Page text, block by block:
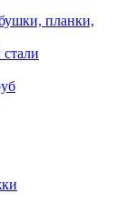
планки,